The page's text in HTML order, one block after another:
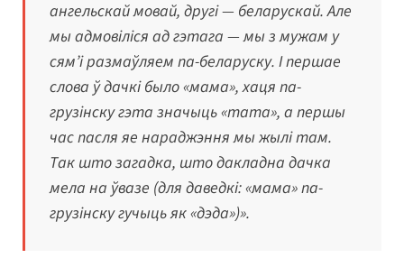
ангельскай мовай, другі — беларускай. Але
мы адмовіліся ад гэтага — мы з мужам у
сям’і размаўляем па-беларуску. І першае
слова ў дачкі было «мама», хаця па-
грузінску гэта значыць «тата», а першы
час пасля яе нараджэння мы жылі там.
Так што загадка, што дакладна дачка
мела на ўвазе (для даведкі: «мама» па-
грузінску гучыць як «дэда»)».